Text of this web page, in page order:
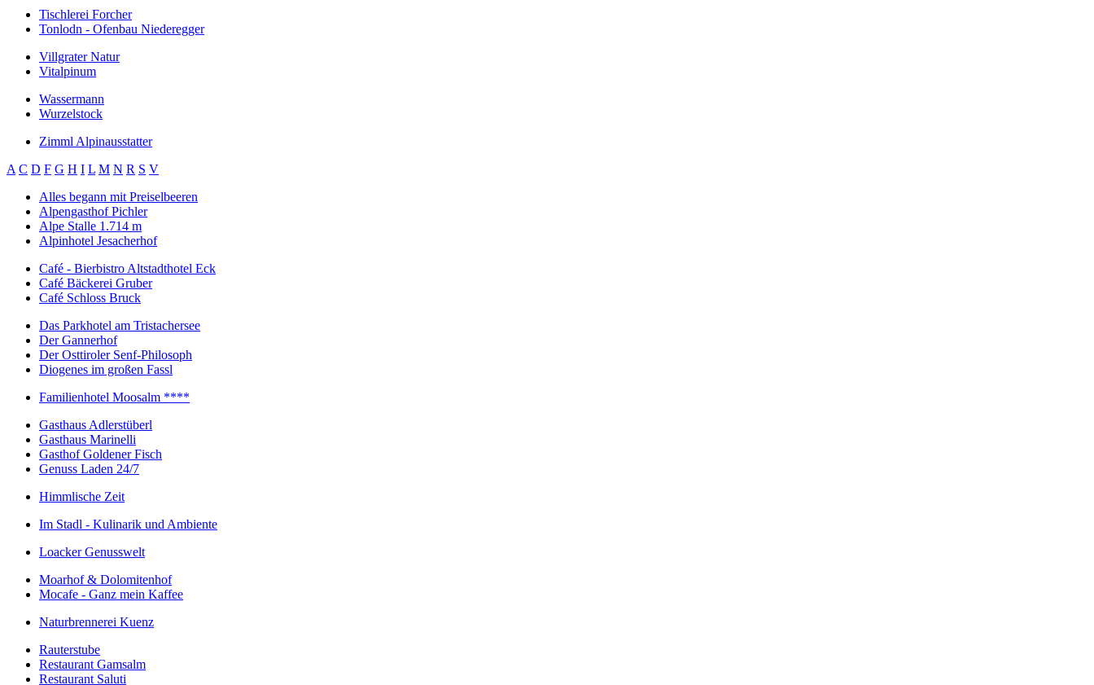
Tischlerei Forcher
Tonlodn - Ofenbau Niederegger
Villgrater Natur
Vitalpinum
Wassermann
Wurzelstock
Zimml Alpinausstatter
A C D F G H I L M N R S V
Alles begann mit Preiselbeeren
Alpengasthof Pichler
Alpe Stalle 1.714 m
Alpinhotel Jesacherhof
Café - Bierbistro Altstadthotel Eck
Café Bäckerei Gruber
Café Schloss Bruck
Das Parkhotel am Tristachersee
Der Gannerhof
Der Osttiroler Senf-Philosoph
Diogenes im großen Fassl
Familienhotel Moosalm ****
Gasthaus Adlerstüberl
Gasthaus Marinelli
Gasthof Goldener Fisch
Genuss Laden 24/7
Himmlische Zeit
Im Stadl - Kulinarik und Ambiente
Loacker Genusswelt
Moarhof & Dolomitenhof
Mocafe - Ganz mein Kaffee
Naturbrennerei Kuenz
Rauterstube
Restaurant Gamsalm
Restaurant Saluti